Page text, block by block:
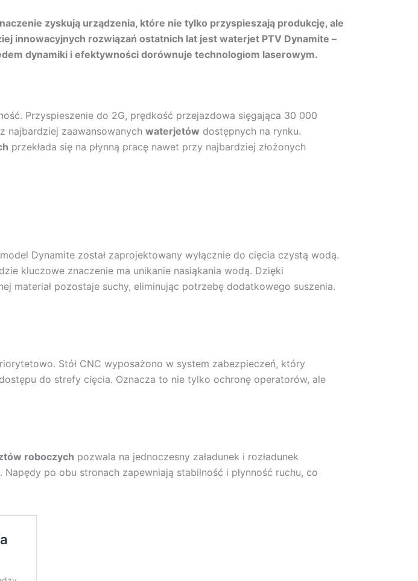
zyskują urządzenia, które nie tylko przyspieszają produkcję, ale
innowacyjnych rozwiązań ostatnich lat jest waterjet PTV Dynamite –
dynamiki i efektywności dorównuje technologiom laserowym.
Przyspieszenie do 2G, prędkość przejazdowa sięgająca 30 000
najbardziej zaawansowanych waterjetów dostępnych na rynku.
przekłada się na płynną pracę nawet przy najbardziej złożonych
Dynamite został zaprojektowany wyłącznie do cięcia czystą wodą.
kluczowe znaczenie ma unikanie nasiąkania wodą. Dzięki
materiał pozostaje suchy, eliminując potrzebę dodatkowego suszenia.
Stół CNC wyposażono w system zabezpieczeń, który
do strefy cięcia. Oznacza to nie tylko ochronę operatorów, ale
roboczych pozwala na jednoczesny załadunek i rozładunek
po obu stronach zapewniają stabilność i płynność ruchu, co